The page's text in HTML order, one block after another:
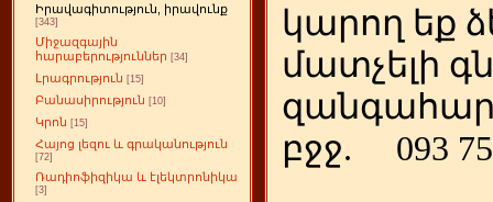
Իրավագիտություն, իրավունք
[343]
Միջազգային
հարաբերություններ [34]
Լրագրություն [15]
Բանասիրություն [10]
Կրոն [15]
Հայոց լեզու և գրականություն
[72]
Ռադիոֆիզիկա և էլեկտրոնիկա
[3]
կարող եք
մատչելի
բջջ.
093